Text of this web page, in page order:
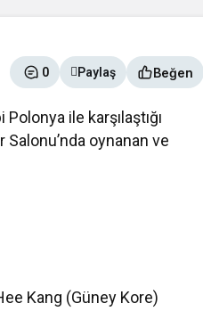
0 Paylaş Beğen
ile karşılaştığı
oynanan ve
Kang (Güney Kore)